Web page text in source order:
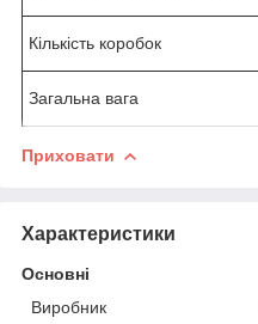
Кількість коробок
Загальна вага
Приховати
Характеристики
Основні
Виробник